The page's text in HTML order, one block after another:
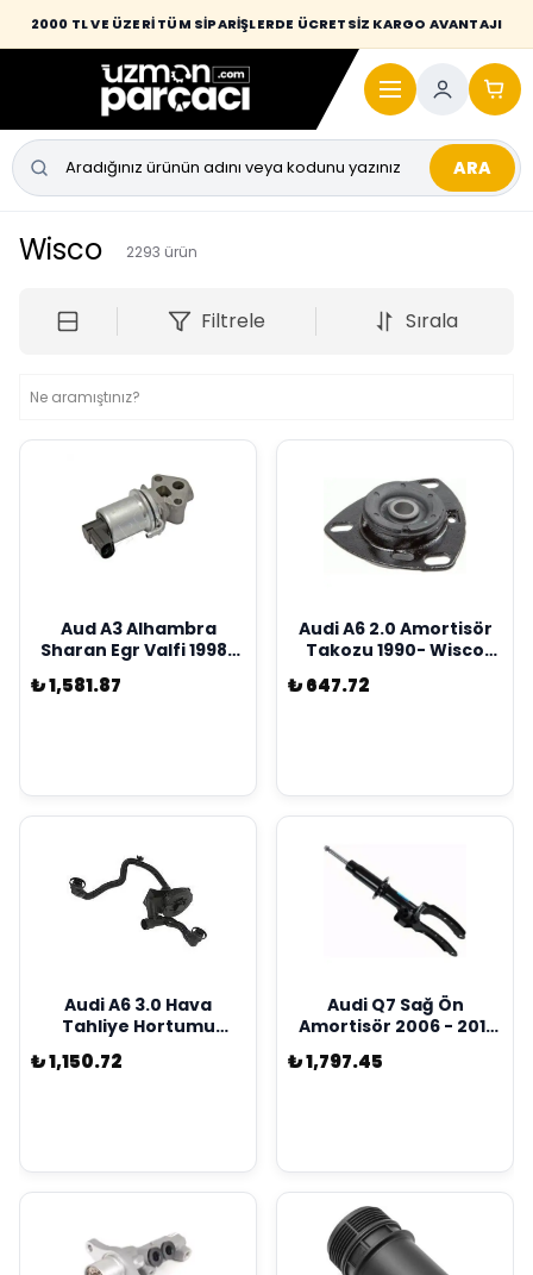
2000 TL VE ÜZERİ TÜM SİPARİŞLERDE ÜCRETSİZ KARGO AVANTAJI
ARA
Wisco 2293 ürün
Filtrele Sırala
Aud A3 Alhambra
Sharan Egr Valfi 1998-
2004 Wisco Marka
06A131501E
₺ 1,581.87
Audi A6 2.0 Amortisör
Takozu 1990- Wisco
Marka 4A0412377C
₺ 647.72
Audi A6 3.0 Hava
Tahliye Hortumu
2000-2005 Wisco
Marka 06C103217H
₺ 1,150.72
Audi Q7 Sağ Ön
Amortisör 2006 - 2011
Wisco Marka
7L8413032J
₺ 1,797.45